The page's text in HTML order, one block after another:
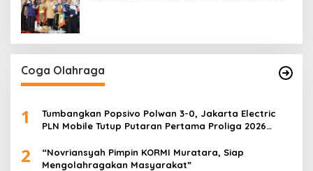
Coga Olahraga
1
Tumbangkan Popsivo Polwan 3-0, Jakarta Electric
PLN Mobile Tutup Putaran Pertama Proliga 2026
2
“Novriansyah Pimpin KORMI Muratara, Siap
Mengolahragakan Masyarakat”